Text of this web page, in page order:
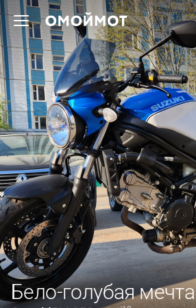
Бело-голубая мечта